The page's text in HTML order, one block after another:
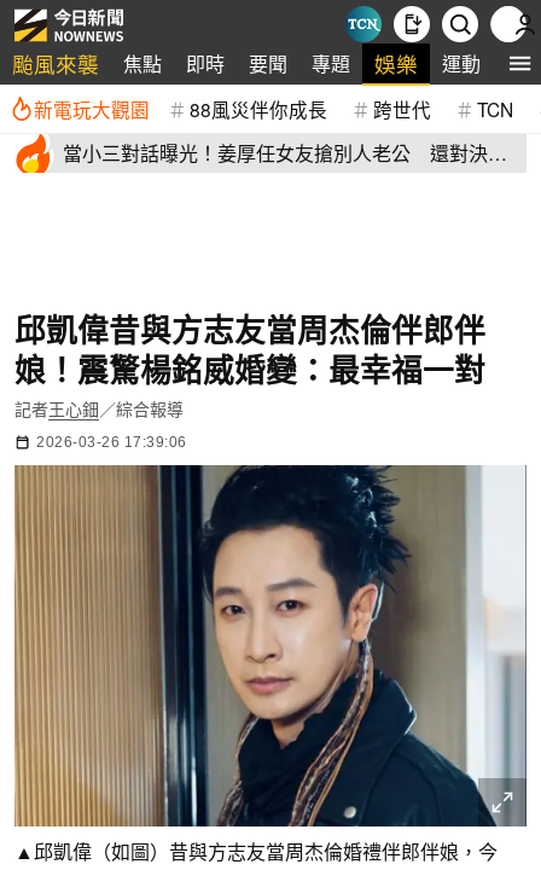
颱風來襲 焦點 即時 要聞 專題 娛樂 運動 全
新電玩大觀園 88風災伴你成長 跨世代 TCN
當小三對話曝光！姜厚任女友搶別人老公 還對決正
邱凱偉昔與方志友當周杰倫伴郎伴
娘！震驚楊銘威婚變：最幸福一對
記者王心鈿 ／綜合報導
2026-03-26 17:39:06
▲邱凱偉（如圖）昔與方志友當周杰倫婚禮伴郎伴娘，今